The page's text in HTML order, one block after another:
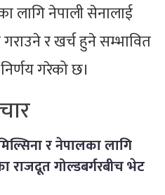
लागि नेपाली सेनालाई
र खर्च हुने सम्भावित
गरेको छ।
र नेपालका लागि
राजदूत गोल्डबर्गरबीच भेट